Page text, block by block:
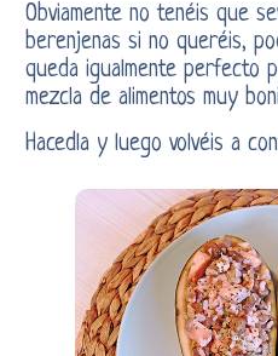
Obviamente no tenéis que
berenjenas si no queréis,
queda igualmente perfecto
mezcla de alimentos muy
Hacedla y luego volvéis a